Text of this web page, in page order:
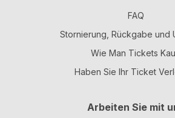
FAQ
Stornierung, Rückgabe und
Wie Man Tickets
Haben Sie Ihr Ticket
Arbeiten Sie mit